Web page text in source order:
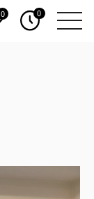
0 0